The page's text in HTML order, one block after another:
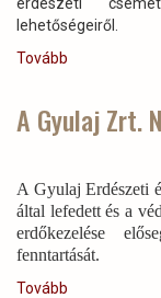
lehetőségeiről.
Tovább
erdőművelési
tartott
előadást
a
A Gyulaj Zrt.
A Gyulaj Erdészeti
által lefedett és a
erdőkezelése
fenntartását.
Tovább